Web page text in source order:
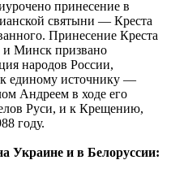
принесение в
святыни — Креста
Принесение Креста
и Минск призвано
народов России,
единому источнику —
Андреем в ходе его
Руси, и к Крещению,
году.
Украине и в Белоруссии: